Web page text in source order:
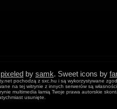
pixeled by samk. Sweet icons by
pochodzą z sxc.hu i są wykorzystywane
na tej witrynie z innych serwerów są
multimedia łamią Twoje prawa autorskie
usunięte.